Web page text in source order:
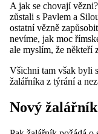
A jak se chovají
zůstali s Pavlem a
ostatní vězně
nevíme, jak moc
ale myslím, že někteří
Všichni tam však byli
žalářníka z týrání a
Nový žalářník